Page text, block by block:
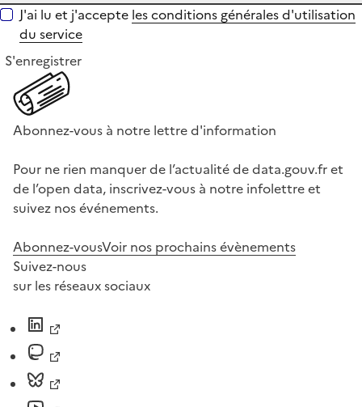
J'ai lu et j'accepte les conditions générales d'utilisation
du service
S'enregistrer
Abonnez-vous à notre lettre d'information
Pour ne rien manquer de l’actualité de data.gouv.fr et
de l’open data, inscrivez-vous à notre infolettre et
suivez nos événements.
Abonnez-vousVoir nos prochains évènements
Suivez-nous
sur les réseaux sociaux